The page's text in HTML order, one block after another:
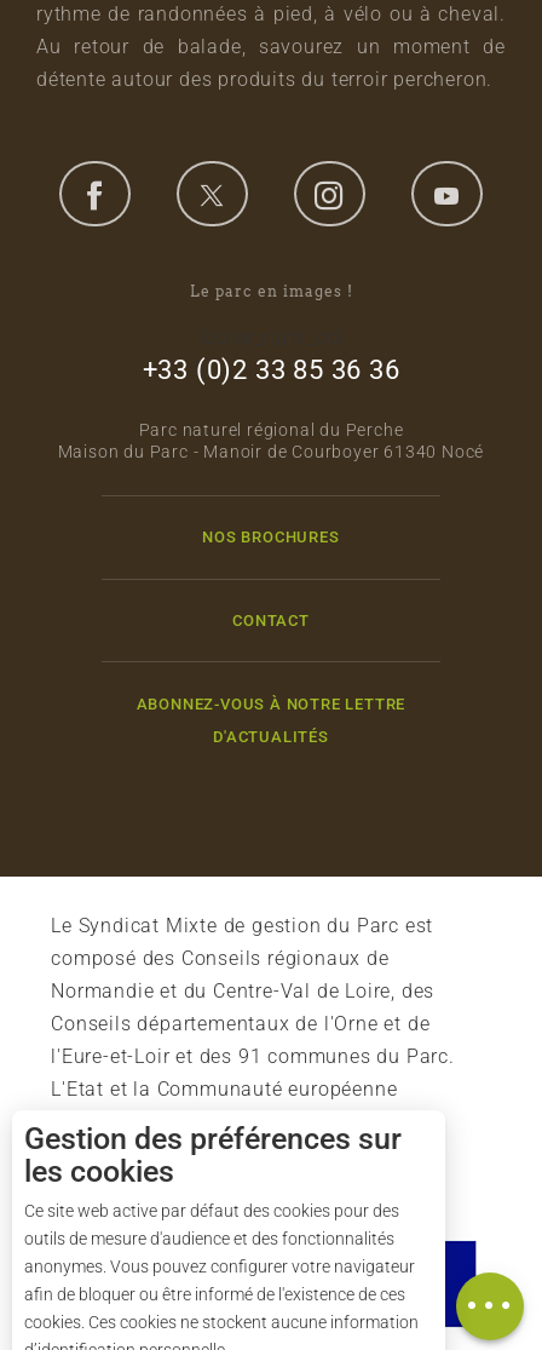
Horaires
Carte
rythme de randonnées à pied, à vélo ou à cheval.
Au retour de balade, savourez un moment de
détente autour des produits du terroir percheron.
Le parc en images !
+33 (0)2 33 85 36 36
Parc naturel régional du Perche
Maison du Parc - Manoir de Courboyer 61340 Nocé
NOS BROCHURES
CONTACT
ABONNEZ-VOUS À NOTRE LETTRE
D'ACTUALITÉS
Le Syndicat Mixte de gestion du Parc est
composé des Conseils régionaux de
Normandie et du Centre-Val de Loire, des
Conseils départementaux de l'Orne et de
l'Eure-et-Loir et des 91 communes du Parc.
L'Etat et la Communauté européenne
soutiennent également l'action du Parc.
Gestion des préférences sur
les cookies
Ce site web active par défaut des cookies pour des
outils de mesure d'audience et des fonctionnalités
anonymes. Vous pouvez configurer votre navigateur
afin de bloquer ou être informé de l'existence de ces
cookies. Ces cookies ne stockent aucune information